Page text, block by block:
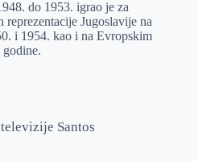
do 1953. igrao je za
Jugoslavije na
i 1954. kao i na Evropskim
Santos